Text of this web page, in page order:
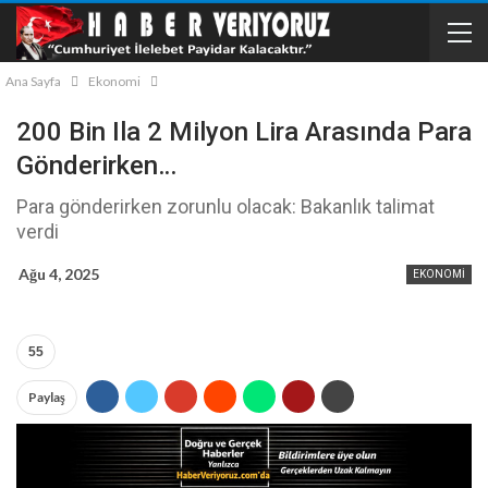
Ana Sayfa Ekonomi
200 Bin Ila 2 Milyon Lira Arasında Para
Gönderirken…
Para gönderirken zorunlu olacak: Bakanlık talimat
verdi
EKONOMI
Ağu 4, 2025
55
Paylaş